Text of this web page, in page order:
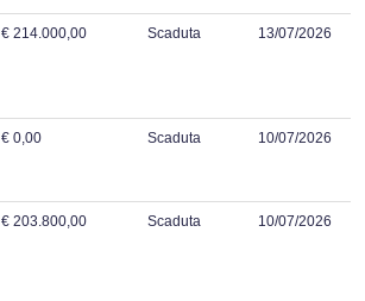
€ 214.000,00 Scaduta 13/07/2026
€ 0,00 Scaduta 10/07/2026
€ 203.800,00 Scaduta 10/07/2026